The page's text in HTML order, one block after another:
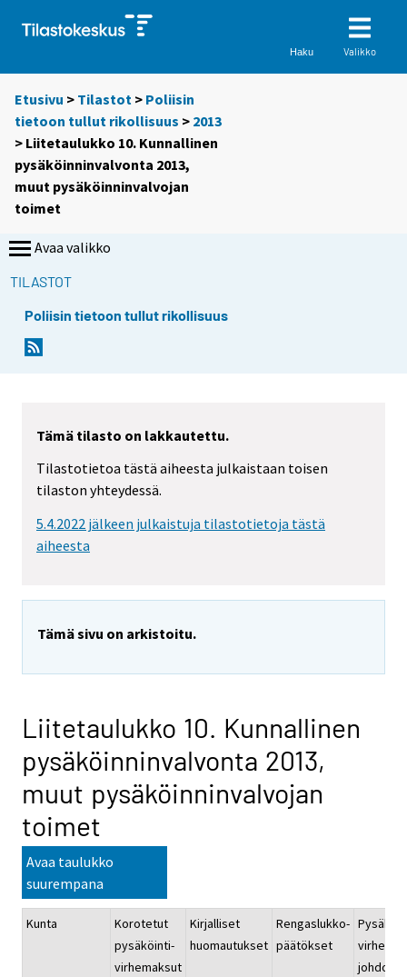
Haku Valikko
Etusivu > Tilastot > Poliisin
tietoon tullut rikollisuus > 2013
> Liitetaulukko 10. Kunnallinen
pysäköinninvalvonta 2013,
muut pysäköinninvalvojan
toimet
Avaa valikko
TILASTOT
Poliisin tietoon tullut rikollisuus
Tämä tilasto on lakkautettu.
Tilastotietoa tästä aiheesta julkaistaan toisen
tilaston yhteydessä.
5.4.2022 jälkeen julkaistuja tilastotietoja tästä
aiheesta
Tämä sivu on arkistoitu.
Liitetaulukko 10. Kunnallinen
pysäköinninvalvonta 2013,
muut pysäköinninvalvojan
toimet
Avaa taulukko
suurempana
Kunta
Korotetut
pysäköinti-
virhemaksut
Kirjalliset
huomautukset
Rengaslukko-
päätökset
virheen
johdosta